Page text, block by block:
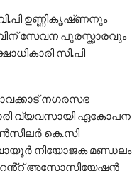
ഉണ്ണികൃഷ്‌ണനും
സേവന പുരസ്ക്കാരവും
സി.പി
നഗരസഭ
വ്യവസായി ഏകോപന
കെ.സി
നിയോജക മണ്ഡലം
അസോസിയേഷൻ